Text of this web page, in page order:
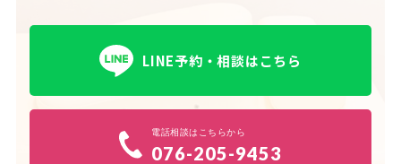
LINE予約・相談はこちら
電話相談はこちらから
076-205-9453